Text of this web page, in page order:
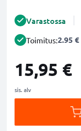
Varastossa
Toimitus:2.95 €
15,95 €
sis. alv